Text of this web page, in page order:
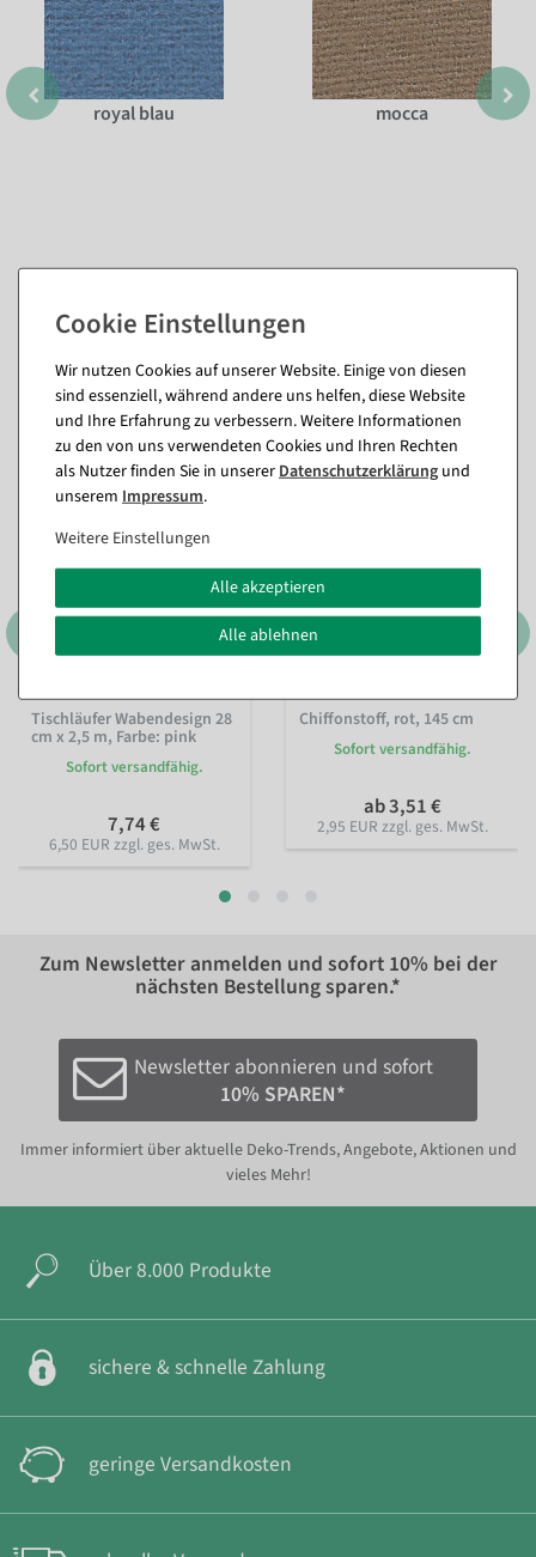
royal blau mocca
Passende Artikel zu diesem Produkt
(8)
Tischläufer Wabendesign 28
cm x 2,5 m, Farbe: pink
Sofort versandfähig.
7,74 €
6,50 EUR zzgl. ges. MwSt.
Chiffonstoff, rot, 145 cm
Sofort versandfähig.
ab 3,51 €
2,95 EUR zzgl. ges. MwSt.
Zum Newsletter anmelden und sofort 10% bei der
nächsten Bestellung sparen.*
Newsletter abonnieren und sofort
10% SPAREN*
Immer informiert über aktuelle Deko-Trends, Angebote, Aktionen und
vieles Mehr!
Über 8.000 Produkte
sichere & schnelle Zahlung
geringe Versandkosten
Wir nutzen Cookies auf unserer Website. Einige von diesen
sind essenziell, während andere uns helfen, diese Website
und Ihre Erfahrung zu verbessern. Weitere Informationen
zu den von uns verwendeten Cookies und Ihren Rechten
als Nutzer finden Sie in unsererDaten­schutz­erklärung und
unserem Impressum.
Weitere Einstellungen
Alle akzeptieren
Alle ablehnen